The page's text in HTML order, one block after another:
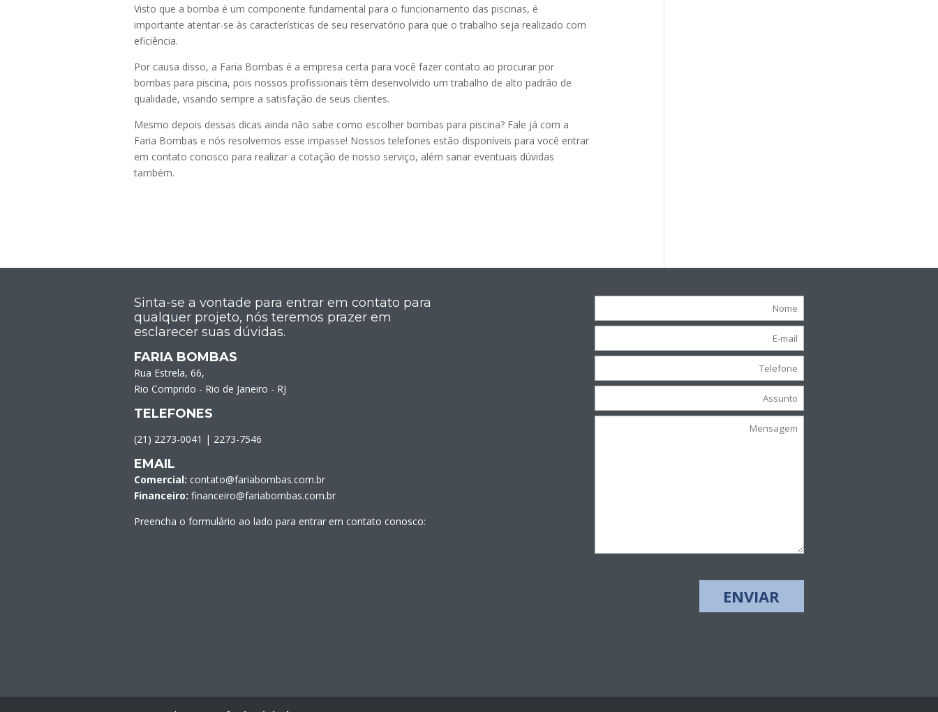
Visto que a bomba é um componente fundamental para o funcionamento das piscinas, é
importante atentar-se às características de seu reservatório para que o trabalho seja realizado com
eficiência.
Por causa disso, a Faria Bombas é a empresa certa para você fazer contato ao procurar por
bombas para piscina, pois nossos profissionais têm desenvolvido um trabalho de alto padrão de
qualidade, visando sempre a satisfação de seus clientes.
Mesmo depois dessas dicas ainda não sabe como escolher bombas para piscina? Fale já com a
Faria Bombas e nós resolvemos esse impasse! Nossos telefones estão disponíveis para você entrar
em contato conosco para realizar a cotação de nosso serviço, além sanar eventuais dúvidas
também.
Sinta-se a vontade para entrar em contato para
qualquer projeto, nós teremos prazer em
esclarecer suas dúvidas.
FARIA BOMBAS
Rua Estrela, 66,
Rio Comprido - Rio de Janeiro - RJ
TELEFONES
(21) 2273-0041 | 2273-7546
EMAIL
Comercial: contato@fariabombas.com.br
Financeiro: financeiro@fariabombas.com.br
Preencha o formulário ao lado para entrar em contato conosco: